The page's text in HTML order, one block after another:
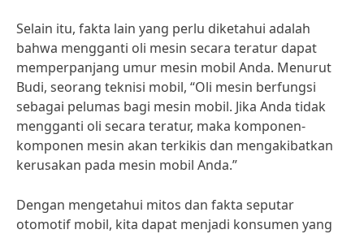
Selain itu, fakta lain yang perlu diketahui adalah
bahwa mengganti oli mesin secara teratur dapat
memperpanjang umur mesin mobil Anda. Menurut
Budi, seorang teknisi mobil, “Oli mesin berfungsi
sebagai pelumas bagi mesin mobil. Jika Anda tidak
mengganti oli secara teratur, maka komponen-
komponen mesin akan terkikis dan mengakibatkan
kerusakan pada mesin mobil Anda.”
Dengan mengetahui mitos dan fakta seputar
otomotif mobil, kita dapat menjadi konsumen yang